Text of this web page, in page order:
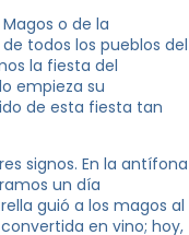
o de la
todos los pueblos del
la fiesta del
empieza su
de esta fiesta tan
signos. En la antífona
un día
guió a los magos al
en vino; hoy,